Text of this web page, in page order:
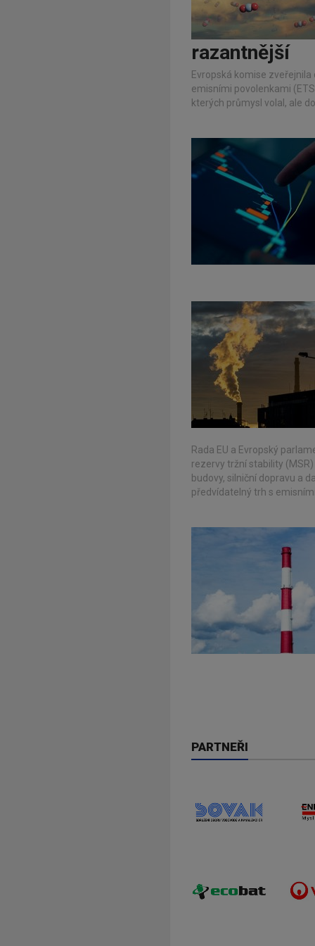
razantnější
Evropská komise
emisními povolenkami
kterých průmysl volal, ale
Rada EU a Evropský
rezervy tržní stability
budovy, silniční dopravu a
předvídatelný trh s
PARTNEŘI